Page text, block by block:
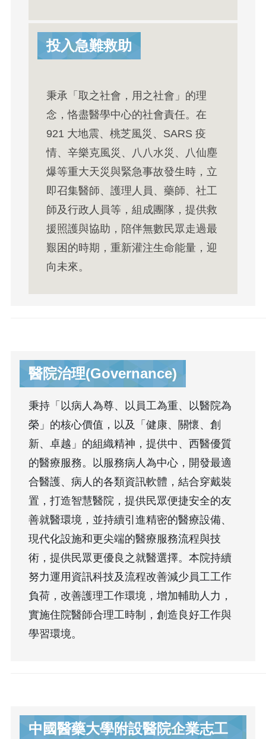
投入急難救助
秉承「取之社會，用之社會」的理
念，恪盡醫學中心的社會責任。在
921 大地震、桃芝風災、SARS 疫
情、辛樂克風災、八八水災、八仙塵
爆等重大天災與緊急事故發生時，立
即召集醫師、護理人員、藥師、社工
師及行政人員等，組成團隊，提供救
援照護與協助，陪伴無數民眾走過最
艱困的時期，重新灌注生命能量，迎
向未來。
醫院治理(Governance)
秉持「以病人為尊、以員工為重、以醫院為
榮」的核心價值，以及「健康、關懷、創
新、卓越」的組織精神，提供中、西醫優質
的醫療服務。以服務病人為中心，開發最適
合醫護、病人的各類資訊軟體，結合穿戴裝
置，打造智慧醫院，提供民眾便捷安全的友
善就醫環境，並持續引進精密的醫療設備、
現代化設施和更尖端的醫療服務流程與技
術，提供民眾更優良之就醫選擇。本院持續
努力運用資訊科技及流程改善減少員工工作
負荷，改善護理工作環境，增加輔助人力，
實施住院醫師合理工時制，創造良好工作與
學習環境。
中國醫藥大學附設醫院企業志工